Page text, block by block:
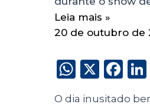
Leia mais »
20 de outubro de
W X
F
O dia inusitado